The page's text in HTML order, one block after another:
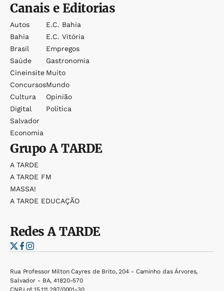
Canais e Editorias
Autos
Bahia
Brasil
Saúde
Cineinsite
Concursos
Cultura
Digital
Salvador
Economia
E.c. Bahia
E.c. Vitória
Empregos
Gastronomia
Muito
Mundo
Opinião
Política
GrupoA TARDE
A TARDE
A TARDE FM
MASSA!
A TARDE EDUCAÇÃO
RedesA TARDE
Rua Professor Milton Cayres de Brito, 204 - Caminho das Árvores,
Salvador - BA, 41820-570
CNPJ nº 15.111.297/0001-30